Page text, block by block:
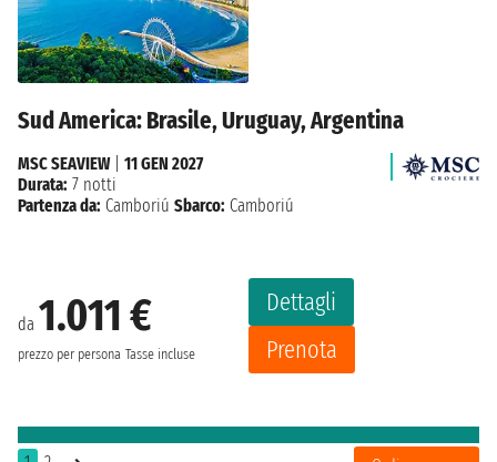
Sud America: Brasile, Uruguay, Argentina
da 1.011 €
prezzo per persona Tasse incluse
Dettagli
Prenota
MSC SEAVIEW| 11 GEN 2027
Durata: 7 notti
Partenza da: Camboriú Sbarco: Camboriú